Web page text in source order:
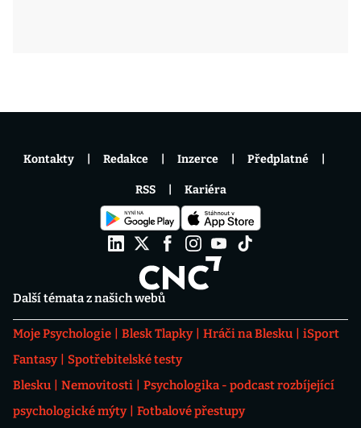
Další témata z našich webů
Moje Psychologie Blesk Tlapky Hráči na Blesku
iSport
Fantasy
Spotřebitelské testy
Blesku
Nemovitosti
Psychologika - podcast rozbíjející
psychologické mýty
Fotbalové přestupy
Kontakty Redakce Inzerce Předplatné
RSS Kariéra